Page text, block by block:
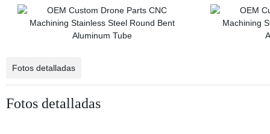
Fotos detalladas
Fotos detalladas